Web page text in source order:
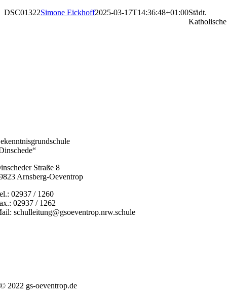
DSC01322Simone Eickhoff2025-03-17T14:36:48+01:00Städt.
Katholische
Straße 8
Arnsberg-Oeventrop
02937 / 1260
02937 / 1262
schulleitung@gsoeventrop.nrw.schule
© 2022 gs-oeventrop.de